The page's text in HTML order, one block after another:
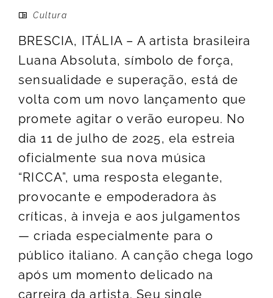
Cultura
BRESCIA, ITÁLIA – A artista brasileira
Luana Absoluta, símbolo de força,
sensualidade e superação, está de
volta com um novo lançamento que
promete agitar o verão europeu. No
dia 11 de julho de 2025, ela estreia
oficialmente sua nova música
“RICCA”, uma resposta elegante,
provocante e empoderadora às
críticas, à inveja e aos julgamentos
— criada especialmente para o
público italiano. A canção chega logo
após um momento delicado na
carreira da artista. Seu single